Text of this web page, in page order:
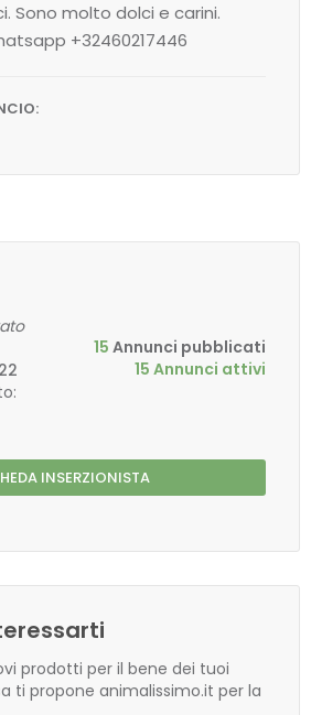
Sono molto dolci e carini.
+32460217446
15 Annunci pubblicati
15 Annunci attivi
INSERZIONISTA
prodotti per il bene dei tuoi
ti propone animalissimo.it per la